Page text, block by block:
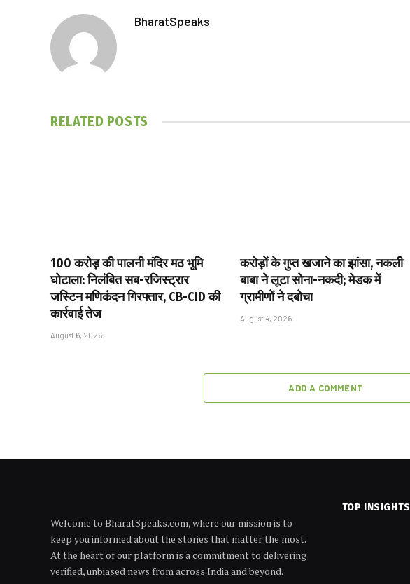
BharatSpeaks
RELATED POSTS
₹100 करोड़ की पालनी मंदिर मठ भूमि
घोटाला: निलंबित सब-रजिस्ट्रार
जस्टिन मणिकंदन गिरफ्तार, CB-CID की
कार्रवाई तेज
August 6, 2026
करोड़ों के गुप्त खजाने का झांसा, नकली
बाबा ने लूटा सोना-नकदी; मेडक में
ग्रामीणों ने दबोचा
August 4, 2026
ADD A COMMENT
Welcome to BharatSpeaks.com, where our mission is to
keep you informed about the stories that matter the most.
At the heart of our platform is a commitment to delivering
verified, unbiased news from across India and beyond.
TOP INSIGHTS